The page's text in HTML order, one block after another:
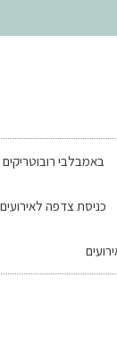
באמבלבי רובוטריקים
כניסת צדפה לאירועים